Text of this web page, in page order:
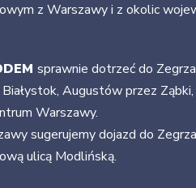
z Warszawy i z okolic
sprawnie dotrzeć do
Augustów przez
Warszawy.
sugerujemy dojazd do
ulicą Modlińską.